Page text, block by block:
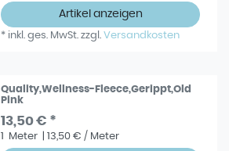
Artikel anzeigen
* inkl. ges. MwSt. zzgl.Versandkosten
Quality,Wellness-Fleece,Gerippt,Old
Pink
13,50 € *
1 Meter | 13,50 € / Meter